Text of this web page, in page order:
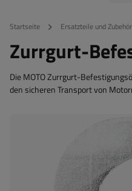
Startseite Ersatzteile und
Zurrgurt-
Die MOTO Zurrgurt-
den sicheren Transport von